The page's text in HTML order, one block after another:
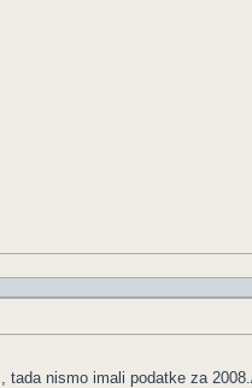
, tada nismo imali podatke za